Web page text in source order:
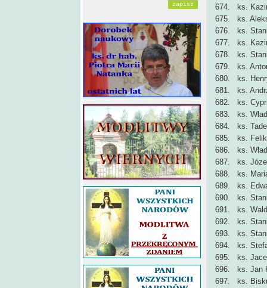
674. ks.
675. ks.
676. ks.
677. ks.
678. ks.
679. ks.
680. ks.
681. ks.
682. ks.
683. ks.
684. ks.
685. ks.
686. ks.
687. ks.
688. ks.
689. ks.
690. ks.
691. ks.
692. ks.
693. ks.
694. ks.
695. ks.
696. ks. Jan
697. ks.